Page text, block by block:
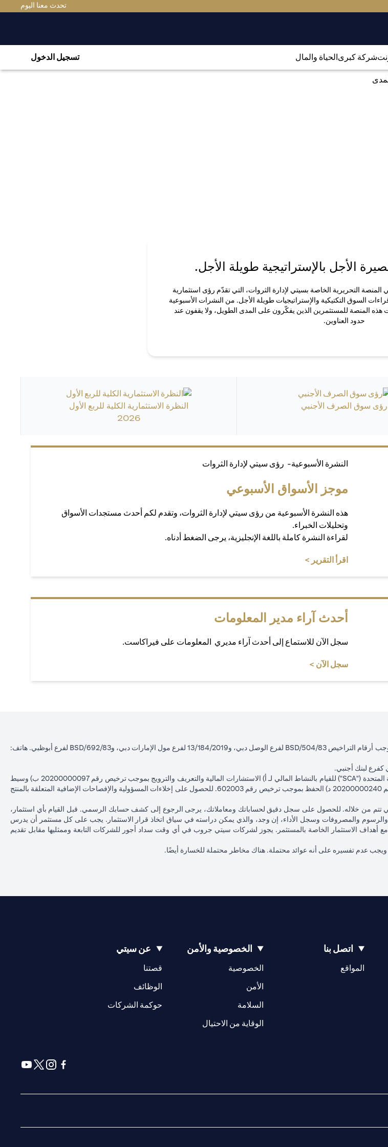
تحدث معنا اليوم
شركة كبرىالحياة والمال تسجيل الدخول
الأجل بالإستراتيجية طويلة الأجل.
التحريرية الخاصة بسيتي لإدارة الثروات، التي تقدّم رؤى استثمارية
السوق التكتيكية والإستراتيجيات طويلة الأجل. من النشرات الأسبوعية
هذه المنصة للمستثمرين الذين يفكّرون على المدى الطويل، ولا يقفون عند
حدود العناوين.
رؤى سوق الصرف الأجنبي
النظرة الاستثمارية الكلية للربع الأول
2026
النشرة الأسبوعية- رؤى سيتي لإدارة الثروات
موجز الأسواق الأسبوعي
هذه النشرة الأسبوعية من رؤى سيتي لإدارة الثروات، وتقدم لكم أحدث مستجدات الأسواق
وتحليلات الخبراء.
لقراءة النشرة كاملة باللغة الإنجليزية، يرجى الضغط أدناه.
اقرأ التقرير >
أحدث آراء مدير المعلومات
سجل الآن للاستماع إلى أحدث آراء مديري المعلومات على فيراكاست.
سجل الآن >
سيتي بنك إن إيه - الإمارات العربية المتحدة مسجل لدى مصرف الإمارات العربية المتحدة المركزي بموجب أرقام التراخيص BSD/504/83 لفرع الوصل دبي، و13/184/2019 لفرع مول الإمارات دبي، وBSD/692/83 لفرع أبوظبي. هاتف:
كفرع لبنك أجنبي.
سيتي بنك إن إيه الإمارات العربية المتحدة مرخص من هيئة الأوراق المالية والسلع في الإمارات العربية المتحدة ("SCA") للقيام بالنشاط المالي لـ أ) الاستشارات المالية والتعريف والترويج بموجب ترخيص رقم 20200000097 ب) وسيط
تداول في الأسواق الدولية بموجب ترخيص رقم 20200000198 ج) إدارة المحافظ بموجب ترخيص رقم 20200000240 د) الحفظ بموجب ترخيص رقم 602003. للحصول على إخلاءات المسؤولية والإفصاحات الإضافية المتعلقة بالمنتج
تتم من خلاله. للحصول على سجل دقيق لحساباتك ومعاملاتك، يرجى الرجوع إلى كشف حسابك الرسمي. قبل القيام بأي استثمار،
والمصروفات وسجل الأداء، إن وجد، والذي يمكن دراسته في سياق اتخاذ قرار الاستثمار. يجب على كل مستثمر أن يدرس
مع أهداف الاستثمار الخاصة بالمستثمر. يجوز لشركات سيتي جروب في أي وقت سداد أجور للشركات التابعة وممثليها مقابل تقديم
، ويجب عدم تفسيره على أنه عوائد محتملة. هناك مخاطر محتملة للخسارة أيضًا.
اتصل بنا
المواقع
(opens in a new tab)
الخصوصية والأمن
الخصوصية
الأمن
السلامة
الوقاية من الاحتيال
عن سيتي
قصتنا
(opens in a new tab)
الوظائف
(opens in a new tab)
حوكمة الشركات
(opens in a new tab)